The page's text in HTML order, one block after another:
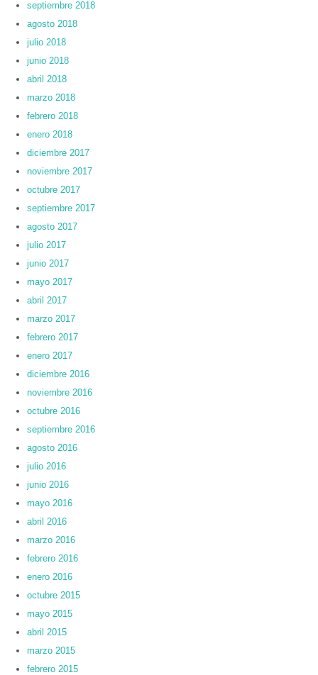
septiembre 2018
agosto 2018
julio 2018
junio 2018
abril 2018
marzo 2018
febrero 2018
enero 2018
diciembre 2017
noviembre 2017
octubre 2017
septiembre 2017
agosto 2017
julio 2017
junio 2017
mayo 2017
abril 2017
marzo 2017
febrero 2017
enero 2017
diciembre 2016
noviembre 2016
octubre 2016
septiembre 2016
agosto 2016
julio 2016
junio 2016
mayo 2016
abril 2016
marzo 2016
febrero 2016
enero 2016
octubre 2015
mayo 2015
abril 2015
marzo 2015
febrero 2015